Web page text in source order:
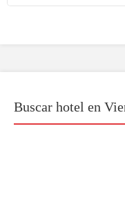
Buscar hotel en